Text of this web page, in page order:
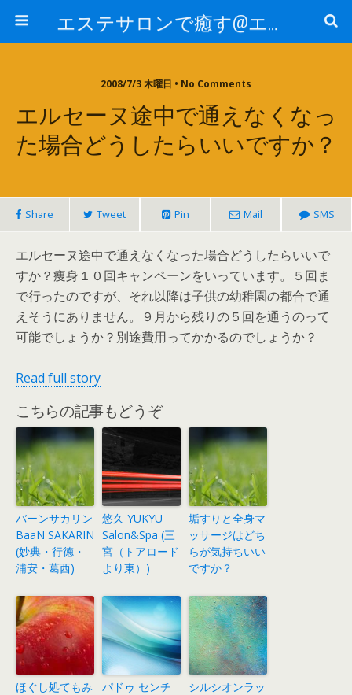
エステサロンで癒す@エステ～全国エステ情報
2008/7/3 木曜日 • No Comments
エルセーヌ途中で通えなくなっ
た場合どうしたらいいですか？
Share Tweet Pin Mail SMS
エルセーヌ途中で通えなくなった場合どうしたらいいで
すか？痩身１０回キャンペーンをいっています。５回ま
で行ったのですが、それ以降は子供の幼稚園の都合で通
えそうにありません。９月から残りの５回を通うのって
可能でしょうか？別途費用ってかかるのでしょうか？
Read full story
こちらの記事もどうぞ
バーンサカリン
BaaN SAKARIN
(妙典・行徳・
浦安・葛西)
悠久 YUKYU
Salon&Spa (三
宮（トアロード
より東）)
垢すりと全身マ
ッサージはどち
らが気持ちいい
ですか？
ほぐし処てもみ
パドゥ センチ
シルシオンラッ